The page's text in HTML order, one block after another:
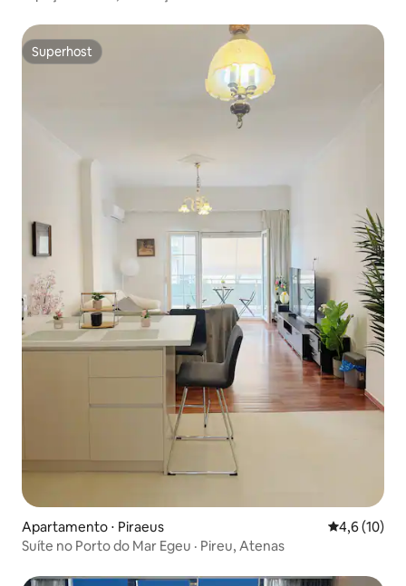
Superhost
Superhost
Apartamento ⋅ Piraeus 4,6 de uma
4,6 (10)
Suíte no Porto do Mar Egeu · Pireu, Atenas